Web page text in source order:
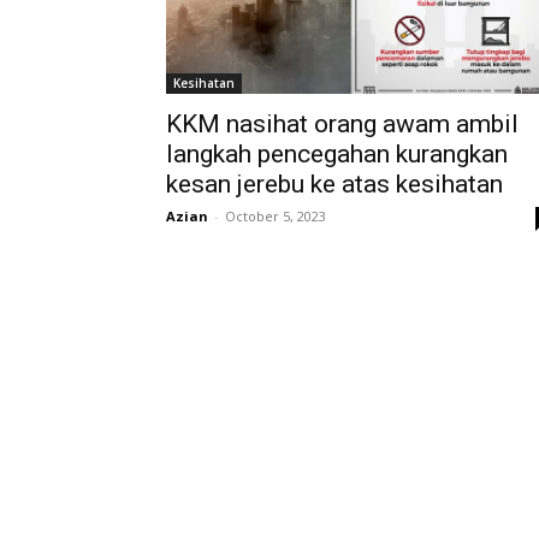
Kesihatan
KKM nasihat orang awam ambil
langkah pencegahan kurangkan
kesan jerebu ke atas kesihatan
Azian - October 5, 2023